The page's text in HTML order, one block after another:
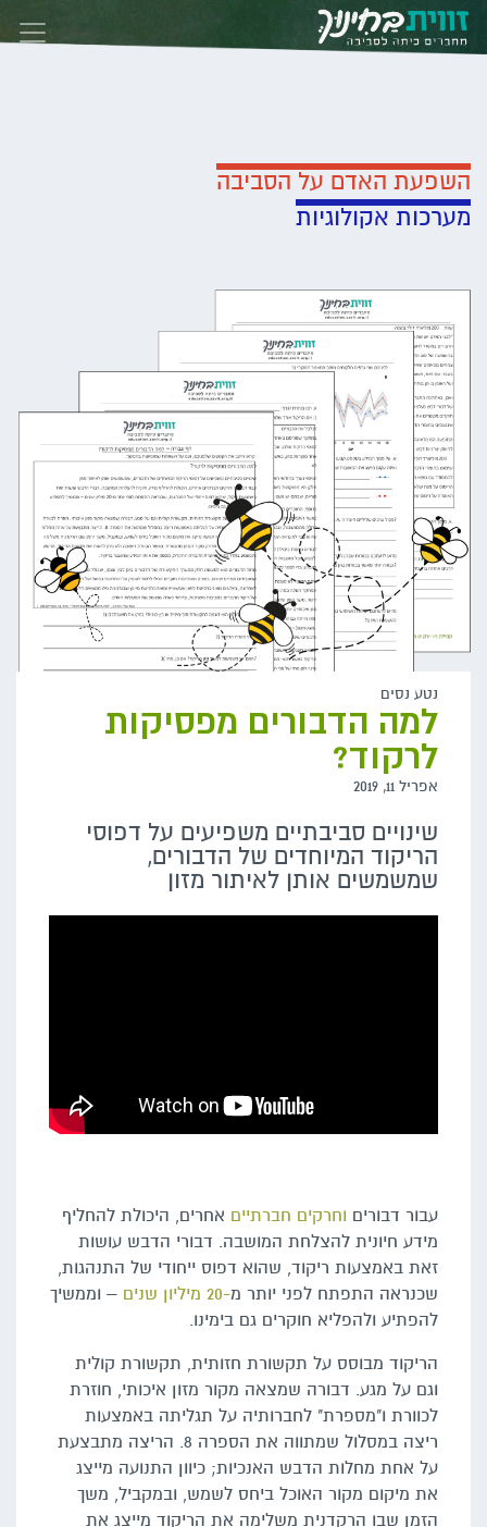
Skip to content
השפעת האדם על הסביבה
מערכות אקולוגיות
נטע נסים
למה הדבורים מפסיקות
לרקוד?
אפריל 11, 2019
שינויים סביבתיים משפיעים על דפוסי
הריקוד המיוחדים של הדבורים,
שמשמשים אותן לאיתור מזון
עבור דבורים וחרקים חברתיים אחרים, היכולת להחליף
מידע חיונית להצלחת המושבה. דבורי הדבש עושות
זאת באמצעות ריקוד, שהוא דפוס ייחודי של התנהגות,
שכנראה התפתח לפני יותר מ-20 מיליון שנים
– וממשיך
להפתיע ולהפליא חוקרים גם בימינו.
הריקוד מבוסס על תקשורת חזותית, תקשורת קולית
וגם על מגע. דבורה שמצאה מקור מזון איכותי, חוזרת
לכוורת ו"מספרת" לחברותיה על תגליתה באמצעות
ריצה במסלול שמתווה את הספרה 8. הריצה מתבצעת
על אחת מחלות הדבש האנכיות; כיוון התנועה מייצג
את מיקום מקור האוכל ביחס לשמש, ובמקביל, משך
הזמן שבו הרקדנית משלימה את הריקוד מייצג את